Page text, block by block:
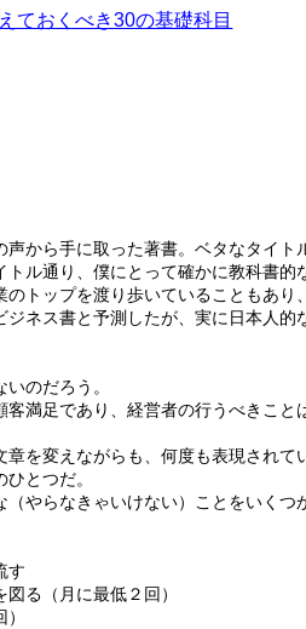
ておくべき30の基礎科目
から手に取った著書。ベタなタイト
ル通り、僕にとって確かに教科書的
トップを渡り歩いていることもあり
ネス書と予測したが、実に日本人的
のだろう。
満足であり、経営者の行うべきこと
を変えながらも、何度も表現されて
とつだ。
やらなきゃいけない）ことをいくつ
す
る（月に最低２回）